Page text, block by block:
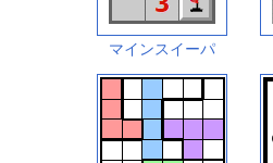
マインスイーパ